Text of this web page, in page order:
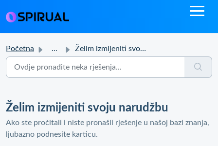
Početna ... Želim izmijeniti svoju narudžbu
Želim izmijeniti svoju narudžbu
Ako ste pročitali i niste pronašli rješenje u našoj bazi znanja,
ljubazno podnesite karticu.